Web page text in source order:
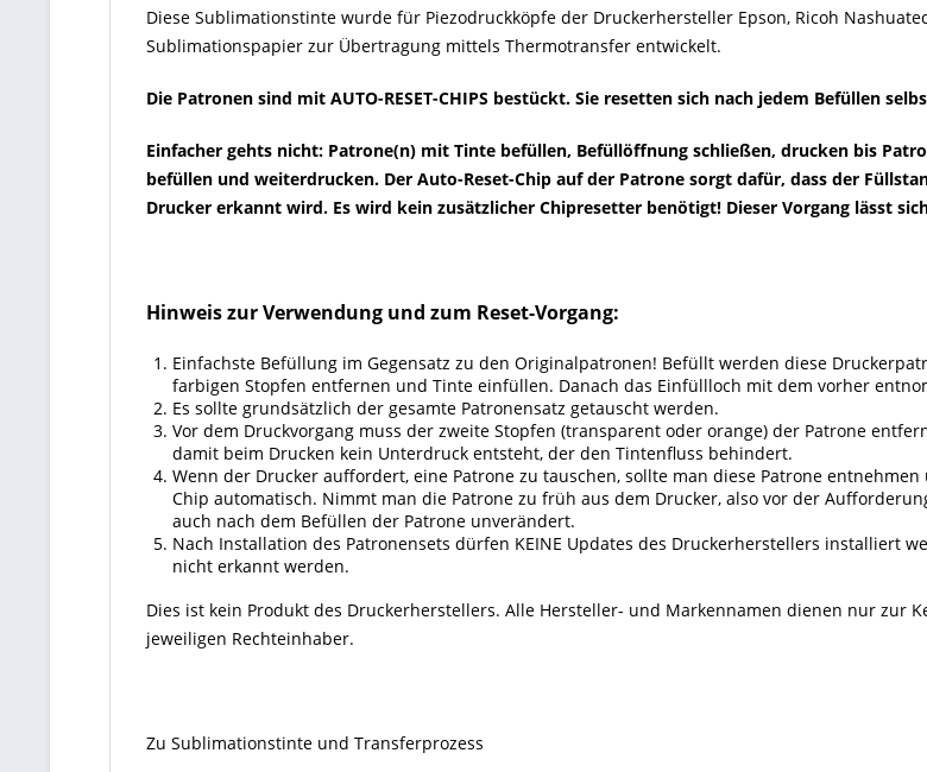
Diese Sublimationstinte wurde für Piezodruckköpfe der Druckerhersteller Epson, Ricoh
Sublimationspapier zur Übertragung mittels Thermotransfer entwickelt.
Die Patronen sind mit AUTO-RESET-CHIPS bestückt. Sie resetten sich nach jedem Befüllen
Einfacher gehts nicht: Patrone(n) mit Tinte befüllen, Befüllöffnung schließen, drucken bis
befüllen und weiterdrucken. Der Auto-Reset-Chip auf der Patrone sorgt dafür, dass der
Drucker erkannt wird. Es wird kein zusätzlicher Chipresetter benötigt! Dieser Vorgang lässt
Hinweis zur Verwendung und zum Reset-Vorgang:
Einfachste Befüllung im Gegensatz zu den Originalpatronen! Befüllt werden diese
farbigen Stopfen entfernen und Tinte einfüllen. Danach das Einfüllloch mit dem vorher
Es sollte grundsätzlich der gesamte Patronensatz getauscht werden.
Vor dem Druckvorgang muss der zweite Stopfen (transparent oder orange) der Patrone
damit beim Drucken kein Unterdruck entsteht, der den Tintenfluss behindert.
Wenn der Drucker auffordert, eine Patrone zu tauschen, sollte man diese Patrone
Chip automatisch. Nimmt man die Patrone zu früh aus dem Drucker, also vor der
auch nach dem Befüllen der Patrone unverändert.
Nach Installation des Patronensets dürfen KEINE Updates des Druckerherstellers installiert
nicht erkannt werden.
Dies ist kein Produkt des Druckerherstellers. Alle Hersteller- und Markennamen dienen nur zur
jeweiligen Rechteinhaber.
Zu Sublimationstinte und Transferprozess